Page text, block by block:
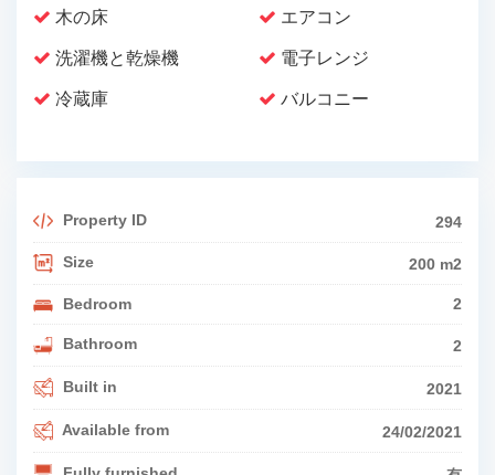
木の床 エアコン
洗濯機と乾燥機 電子レンジ
冷蔵庫 バルコニー
Property ID 294
Size 200 m2
Bedroom 2
Bathroom 2
Built in 2021
Available from 24/02/2021